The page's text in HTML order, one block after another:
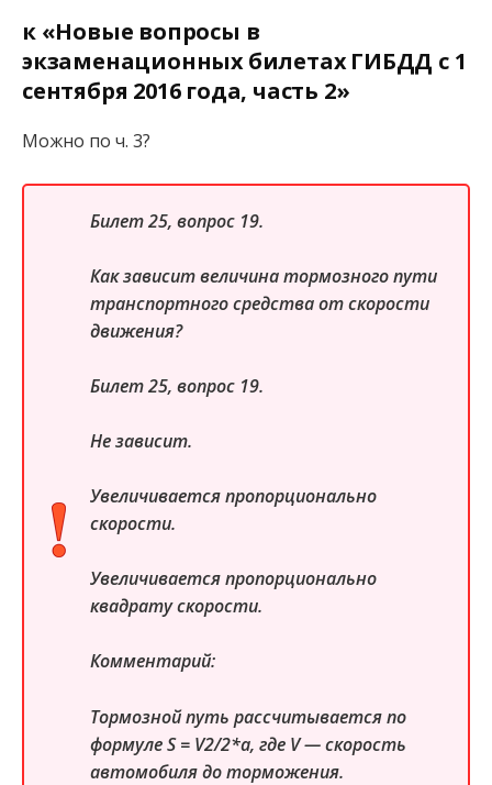
к «Новые вопросы в
экзаменационных билетах ГИБДД с 1
сентября 2016 года, часть 2»
Можно по ч. 3?
Билет 25, вопрос 19.
Как зависит величина тормозного пути
транспортного средства от скорости
движения?
Билет 25, вопрос 19.
Не зависит.
Увеличивается пропорционально
скорости.
Увеличивается пропорционально
квадрату скорости.
Комментарий:
Тормозной путь рассчитывается по
формуле S = V2/2*a, где V — скорость
автомобиля до торможения.